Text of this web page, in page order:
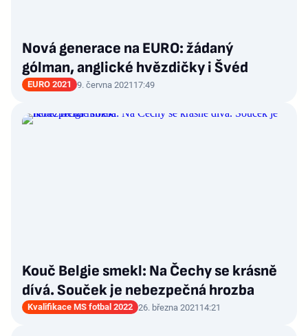
Nová generace na EURO: žádaný
gólman, anglické hvězdičky i Švéd
EURO 2021 9. června 2021 17:49
Kouč Belgie smekl: Na Čechy se krásně
dívá. Souček je nebezpečná hrozba
Kvalifikace MS fotbal 2022 26. března 2021 14:21